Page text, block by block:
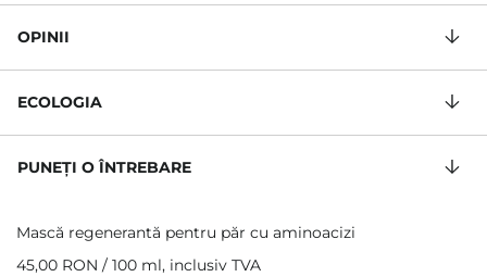
OPINII
ECOLOGIA
PUNEȚI O ÎNTREBARE
Mască regenerantă pentru păr cu aminoacizi
45,00 RON / 100 ml, inclusiv TVA